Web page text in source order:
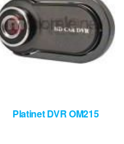
Platinet DVR OM215